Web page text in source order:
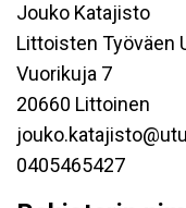
Jouko Katajisto
Littoisten Työväen
Vuorikuja 7
20660 Littoinen
0405465427